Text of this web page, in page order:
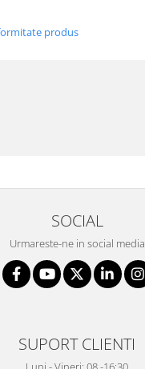
produs
SOCIAL
Urmareste-ne in social media
SUPORT CLIENTI